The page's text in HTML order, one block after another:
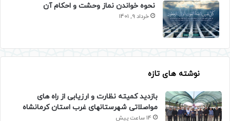
نحوه خواندن نماز وحشت و احکام آن
خرداد 9, 1401
نوشته های تازه
بازدید کمیته نظارت و ارزیابی از راه های
مواصلاتی شهرستانهای غرب استان کرمانشاه
14 ساعت پیش